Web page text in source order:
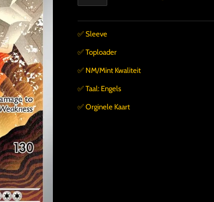
✅️ Sleeve
✅️ Toploader
✅️ NM/Mint Kwaliteit
✅️ Taal: Engels
✅️ Orginele Kaart